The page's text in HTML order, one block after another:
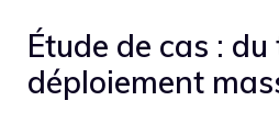
Étude de cas :
déploiement